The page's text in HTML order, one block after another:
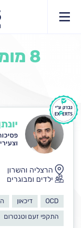
8 מומחים מומלצים
הרצליה והשרון
ילדים ומבוגרים
OCD דיכאון
התקפי זעם וטנטרום